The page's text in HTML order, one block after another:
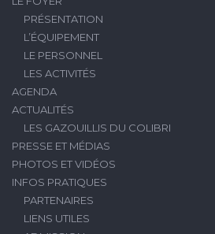
PRÉSENTATION
L’ÉQUIPEMENT
LE PERSONNEL
LES ACTIVITÉS
AGENDA
ACTUALITÉS
LES GAZOUILLIS DU COLIBRI
PRESSE ET MÉDIAS
PHOTOS ET VIDÉOS
INFOS PRATIQUES
PARTENAIRES
LIENS UTILES